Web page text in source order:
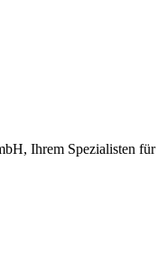
Ihrem Spezialisten für